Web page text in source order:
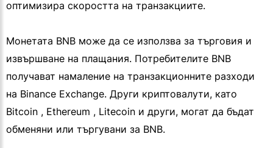
оптимизира скоростта на транзакциите.
Монетата BNB може да се използва за търговия и
извършване на плащания. Потребителите BNB
получават намаление на транзакционните разходи
на Binance Exchange. Други криптовалути, като
Bitcoin , Ethereum , Litecoin и други, могат да бъдат
обменяни или търгувани за BNB.